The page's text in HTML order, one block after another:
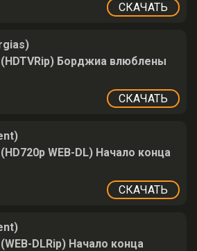
СКАЧАТЬ
Борджиа влюблены
СКАЧАТЬ
WEB-DL) Начало конца
СКАЧАТЬ
DLRip) Начало конца